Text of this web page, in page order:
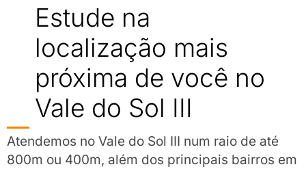
Estude na
localização mais
próxima de você no
Vale do Sol III
Atendemos no Vale do Sol III num raio de até
800m ou 400m, além dos principais bairros em